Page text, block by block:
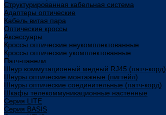
Структурированная кабельная система
Адаптеры оптические
Кабель витая пара
Оптические кроссы
Аксессуары
Кроссы оптические неукомплектованные
Кроссы оптические укомплектованные
Патч-панели
Шнур коммутационный медный RJ45 (патч-корд)
Шнуры оптические монтажные (пигтейл)
Шнуры оптические соединительные (патч-корд)
Шкафы телекоммуникационные настенные
Cерия LITE
Cерия BASIS